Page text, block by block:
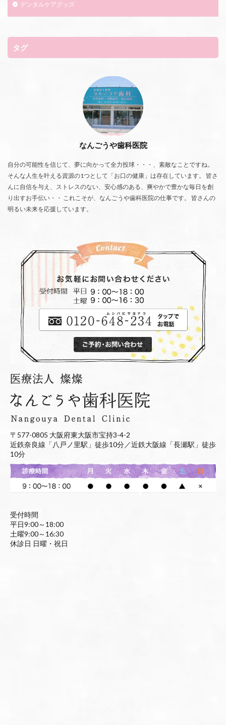
デンタルケアグッズ
タグ
なんごうや歯科医院
自分の可能性を信じて、夢に向かって全力投球・・・、素敵なことですね。
そんな人生を叶える資源の1つとして「お口の健康」は存在しています。 皆さ
んに自信を与え、ストレスのない、安心感のある、爽やかで豊かな毎日を創
り出すお手伝い・・ これこそが、なんごうや歯科医院の仕事です。 皆さんの
明るい未来を応援しています。
〒577-0805 大阪府東大阪市宝持3-4-2
近鉄奈良線「八戸ノ里駅」徒歩10分／近鉄大阪線「長瀬駅」徒歩
10分
受付時間
平日9:00～18:00
土曜9:00～16:30
休診日 日曜・祝日